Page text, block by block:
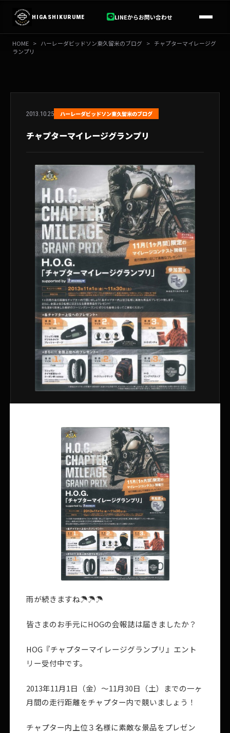
ス
HIGASHIKURUME LINEからお問い合わせ
HOME > ハーレーダビッドソン東久留米のブログ > チャプターマイレージグ
ランプリ
2013.10.25 ハーレーダビッドソン東久留米のブログ
チャプターマイレージグランプリ
雨が続きますね☂☂☂
皆さまのお手元にHOGの会報誌は届きましたか？
HOG『チャプターマイレージグランプリ』エント
リー受付中です。
2013年11月1日（金）～11月30日（土）までの一ヶ
月間の走行距離をチャプター内で競いましょう！
チャプター内上位３名様に素敵な景品をプレゼン